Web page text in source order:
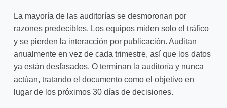
La mayoría de las auditorías se desmoronan por
razones predecibles. Los equipos miden solo el tráfico
y se pierden la interacción por publicación. Auditan
anualmente en vez de cada trimestre, así que los datos
ya están desfasados. O terminan la auditoría y nunca
actúan, tratando el documento como el objetivo en
lugar de los próximos 30 días de decisiones.